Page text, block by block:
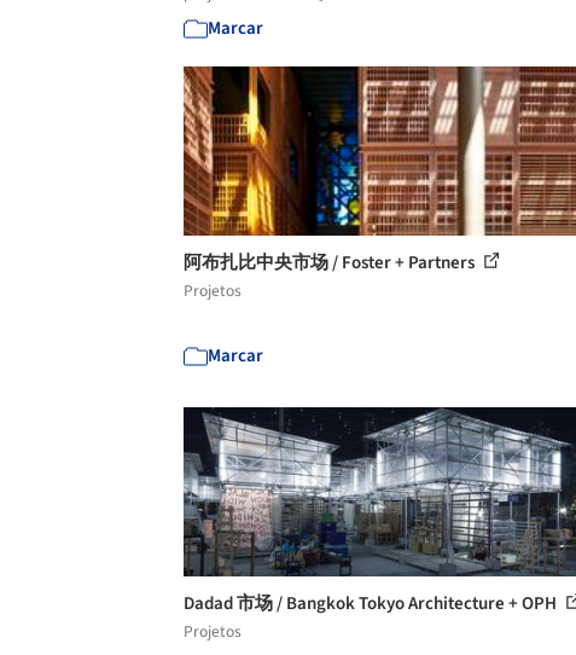
Marcar
阿布扎比中央市场 / Foster + Partners
Projetos
Marcar
Dadad 市场 / Bangkok Tokyo Architecture + OPH
Projetos